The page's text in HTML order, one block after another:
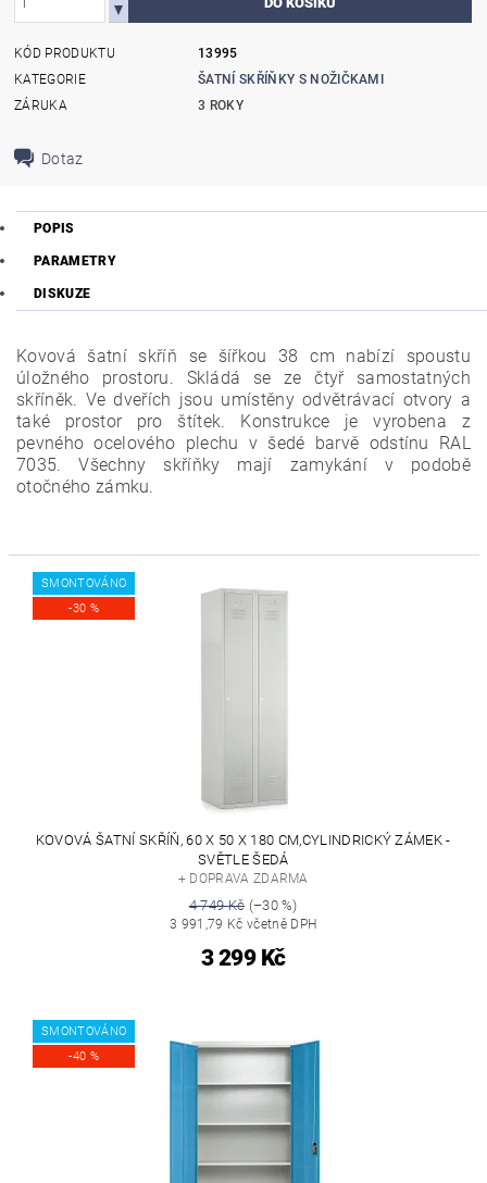
KÓD PRODUKTU
13995
KATEGORIE
ŠATNÍ SKŘÍŇKY S NOŽIČKAMI
ZÁRUKA
3 ROKY
Dotaz
POPIS
PARAMETRY
DISKUZE
Kovová šatní skříň se šířkou 38 cm nabízí spoustu
úložného prostoru. Skládá se ze čtyř samostatných
skříněk. Ve dveřích jsou umístěny odvětrávací otvory a
také prostor pro štítek. Konstrukce je vyrobena z
pevného ocelového plechu v šedé barvě odstínu RAL
7035. Všechny skříňky mají zamykání v podobě
otočného zámku.
SMONTOVÁNO
-30 %
KOVOVÁ ŠATNÍ SKŘÍŇ, 60 X 50 X 180 CM,CYLINDRICKÝ ZÁMEK -
SVĚTLE ŠEDÁ
+ DOPRAVA ZDARMA
4 749 Kč(–30 %)
3 991,79 Kč včetně DPH
3 299 Kč
SMONTOVÁNO
-40 %